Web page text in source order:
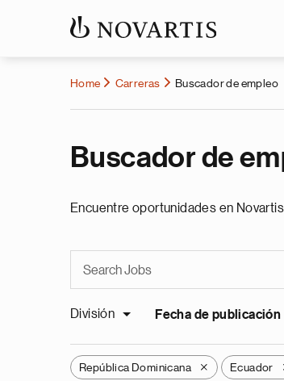
Home Carreras Buscador de empleo
Buscador de
Encuentre oportunidades en
División Fecha de publicación
República Dominicana X Ecuador